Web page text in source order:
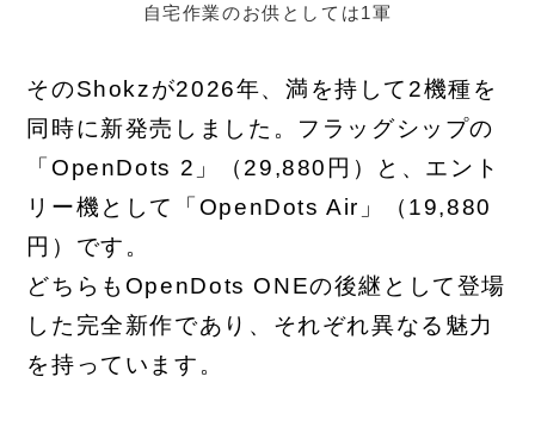
自宅作業のお供としては1軍
そのShokzが2026年、満を持して2機種を
同時に新発売しました。フラッグシップの
「OpenDots 2」（29,880円）と、エント
リー機として「OpenDots Air」（19,880
円）です。
どちらもOpenDots ONEの後継として登場
した完全新作であり、それぞれ異なる魅力
を持っています。